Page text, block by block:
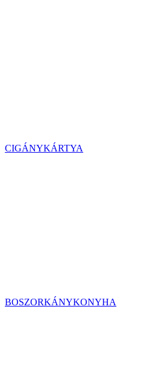
CIGÁNYKÁRTYA
BOSZORKÁNYKONYHA